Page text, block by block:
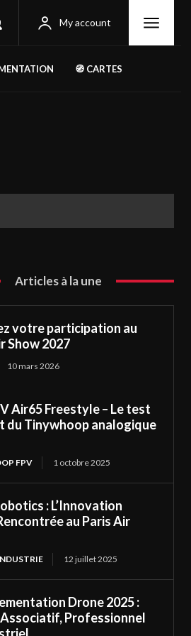
My account
🧭 CARTES
Articles à la une
votre participation au
Show 2027
10 mars 2026
Air65 Freestyle – Le test
du Tinywhoop analogique
FPV 1 octobre 2025
: L’Innovation
au Paris Air
12 juillet 2025
Drone 2025 :
Professionnel